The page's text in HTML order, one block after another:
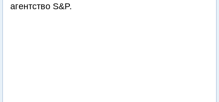
агентство S&P.